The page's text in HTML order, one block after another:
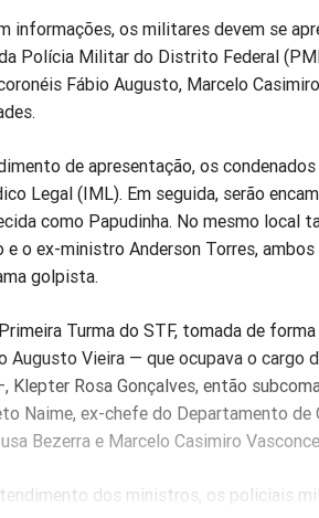
informações, os militares devem se
Polícia Militar do Distrito Federal
Fábio Augusto, Marcelo
de apresentação, os
Legal (IML). Em seguida, serão
como Papudinha. No mesmo local
e o ex-ministro Anderson Torres,
golpista.
Turma do STF, tomada de
Augusto Vieira — que ocupava o cargo
Klepter Rosa Gonçalves, então
Naime, ex-chefe do Departamento de
Bezerra e Marcelo Casimiro
dos ministros, os policiais